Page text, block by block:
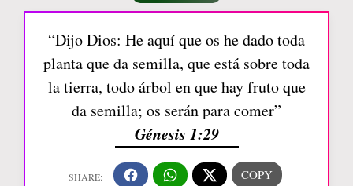
“Dijo Dios: He aquí que os he dado toda
planta que da semilla, que está sobre toda
la tierra, todo árbol en que hay fruto que
da semilla; os serán para comer”
Génesis 1:29